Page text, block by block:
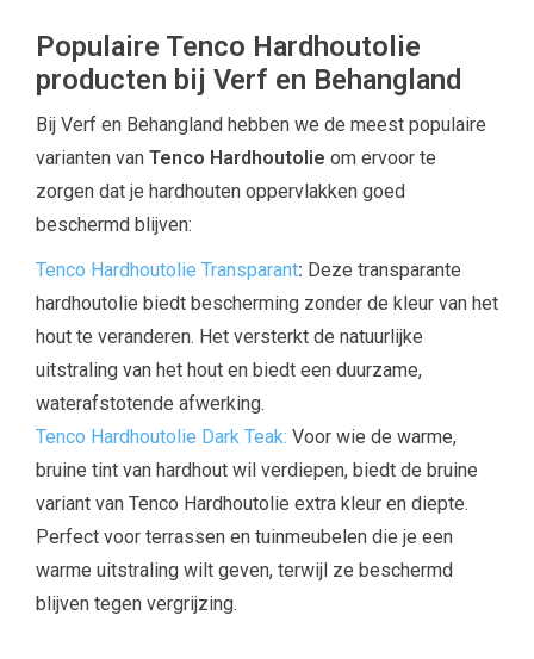
Populaire Tenco Hardhoutolie
producten bij Verf en Behangland
Bij Verf en Behangland hebben we de meest populaire
varianten van Tenco Hardhoutolie om ervoor te
zorgen dat je hardhouten oppervlakken goed
beschermd blijven:
Tenco Hardhoutolie Transparant: Deze transparante
hardhoutolie biedt bescherming zonder de kleur van het
hout te veranderen. Het versterkt de natuurlijke
uitstraling van het hout en biedt een duurzame,
waterafstotende afwerking.
Tenco Hardhoutolie Dark Teak: Voor wie de warme,
bruine tint van hardhout wil verdiepen, biedt de bruine
variant van Tenco Hardhoutolie extra kleur en diepte.
Perfect voor terrassen en tuinmeubelen die je een
warme uitstraling wilt geven, terwijl ze beschermd
blijven tegen vergrijzing.